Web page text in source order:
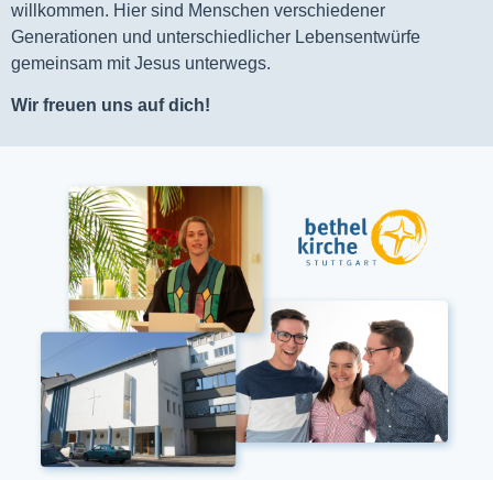
willkommen. Hier sind Menschen verschiedener
Generationen und unterschiedlicher Lebensentwürfe
gemeinsam mit Jesus unterwegs.
Wir freuen uns auf dich!